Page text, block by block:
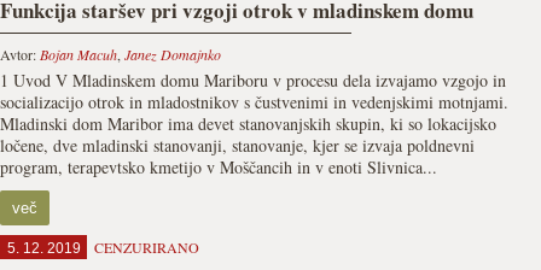
Funkcija staršev pri vzgoji otrok v mladinskem domu
Avtor: Bojan Macuh, Janez Domajnko
1 Uvod V Mladinskem domu Mariboru v procesu dela izvajamo vzgojo in
socializacijo otrok in mladostnikov s čustvenimi in vedenjskimi motnjami.
Mladinski dom Maribor ima devet stanovanjskih skupin, ki so lokacijsko
ločene, dve mladinski stanovanji, stanovanje, kjer se izvaja poldnevni
program, terapevtsko kmetijo v Moščancih in v enoti Slivnica...
več
5. 12. 2019 CENZURIRANO